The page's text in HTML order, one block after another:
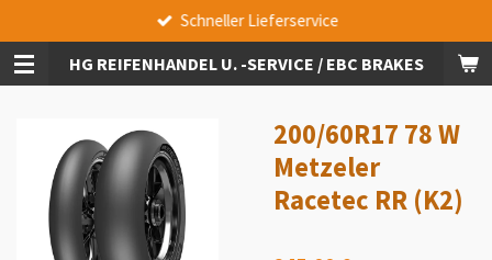
Hauptinhalt
springenHG REIFENHANDEL U. -SERVICE / EBC BRAKES
Schneller Lieferservice
200/60R17 78 W
Metzeler
Racetec RR (K2)